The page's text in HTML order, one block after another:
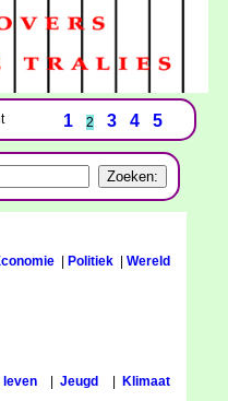
1 2 3 4 5
Politiek Wereld
|Jeugd Klimaat